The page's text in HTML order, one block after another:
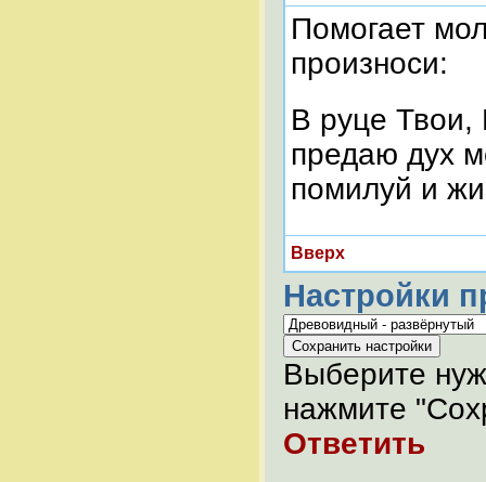
Помогает
произноси:
В руце Твои,
предаю дух
помилуй и
Вверх
Настройки
Выберите
нажмите
Ответить